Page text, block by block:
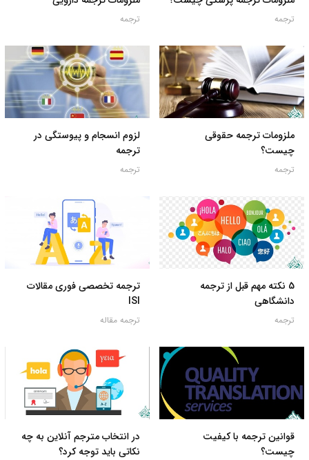
ترجمه ترجمه
ملزومات ترجمه حقوقی
چیست؟
ترجمه
لزوم انسجام و پیوستگی در
ترجمه
ترجمه
5 نکته مهم قبل از ترجمه
دانشگاهی
ترجمه
ترجمه تخصصی فوری مقالات
ISI
ترجمه مقاله
قوانین ترجمه با کیفیت
چیست؟
در انتخاب مترجم آنلاین به چه
نکاتی باید توجه کرد؟